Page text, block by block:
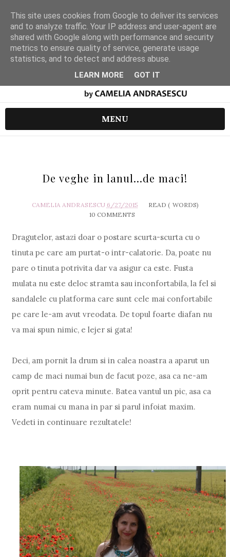
MENU
De veghe in lanul...de maci!
CAMELIA ANDRASESCU 6/27/2015 READ ( WORDS)
10 COMMENTS
Dragutelor, astazi doar o postare scurta-scurta cu o
tinuta pe care am purtat-o intr-calatorie. Da, poate nu
pare o tinuta potrivita dar va asigur ca este. Fusta
mulata nu este deloc stramta sau inconfortabila, la fel si
sandalele cu platforma care sunt cele mai confortabile
pe care le-am avut vreodata. De topul foarte diafan nu
va mai spun nimic, e lejer si gata!
Deci, am pornit la drum si in calea noastra a aparut un
camp de maci numai bun de facut poze, asa ca ne-am
oprit pentru cateva minute. Batea vantul un pic, asa ca
eram numai cu mana in par si parul infoiat maxim.
Vedeti in continuare rezultatele!
This site uses cookies from Google to deliver its services
and to analyze traffic. Your IP address and user-agent are
shared with Google along with performance and security
metrics to ensure quality of service, generate usage
statistics, and to detect and address abuse.
LEARN MORE GOT IT